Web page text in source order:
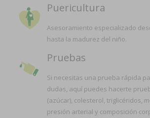
Puericultura
Asesoramiento especializado
hasta la madurez del niño.
Pruebas
Si necesitas una prueba rápida
dudas, aquí puedes hacerte
(azúcar), colesterol, triglicéridos,
presión arterial y composición